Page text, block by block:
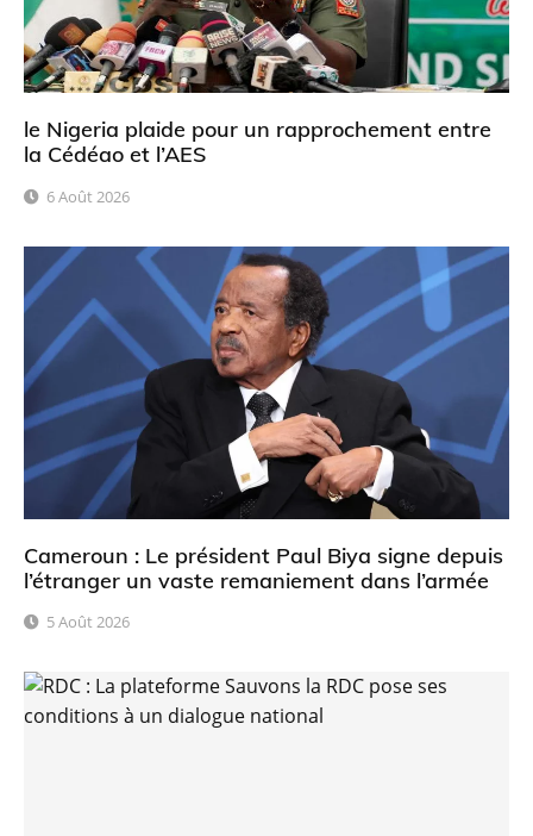
le Nigeria plaide pour un rapprochement entre
la Cédéao et l’AES
6 Août 2026
Cameroun : Le président Paul Biya signe depuis
l’étranger un vaste remaniement dans l’armée
5 Août 2026